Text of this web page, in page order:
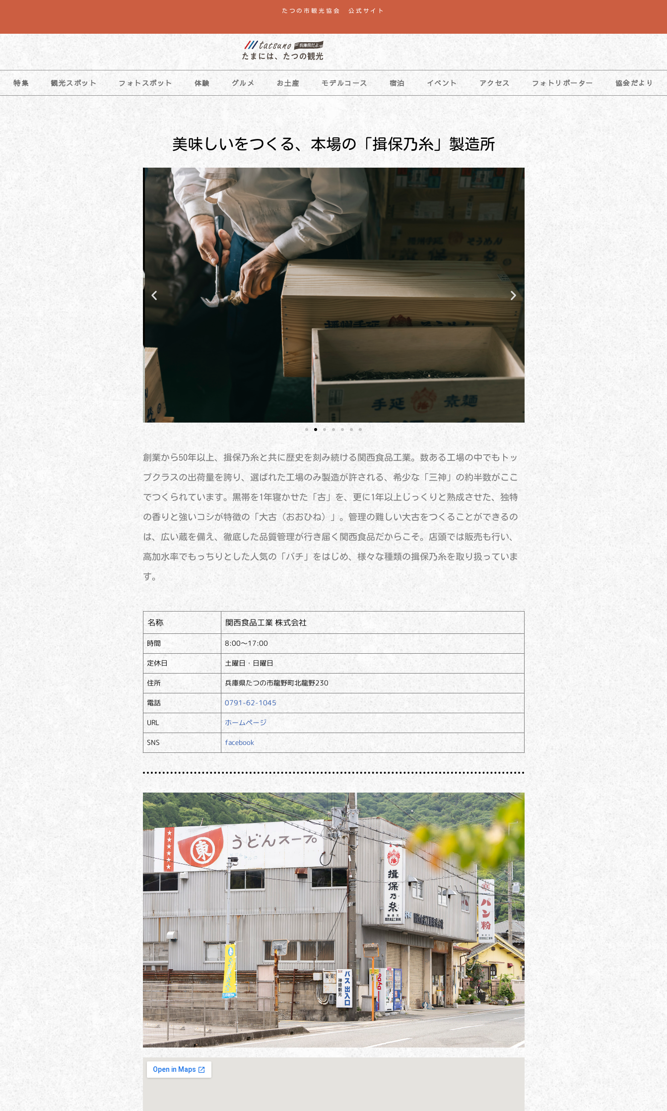
ン
ツ
へ
たつの市観光協会 公式サイト
特集 観光スポット フォトスポット 体験 グルメ お土産 モデルコース 宿泊 イベント アクセス フォトリポーター 協会だより
美味しいをつくる、本場の「揖保乃糸」製造所
創業から50年以上、揖保乃糸と共に歴史を刻み続ける関西食品工業。数ある工場の中でもトッ
プクラスの出荷量を誇り、選ばれた工場のみ製造が許される、希少な「三神」の約半数がここ
でつくられています。黒帯を1年寝かせた「古」を、更に1年以上じっくりと熟成させた、独特
の香りと強いコシが特徴の「大古（おおひね）」。管理の難しい大古をつくることができるの
は、広い蔵を備え、徹底した品質管理が行き届く関西食品だからこそ。店頭では販売も行い、
高加水率でもっちりとした人気の「バチ」をはじめ、様々な種類の揖保乃糸を取り扱っていま
す。
名称 関西食品工業 株式会社
時間
8:00～17:00
定休日
土曜日・日曜日
住所
兵庫県たつの市龍野町北龍野230
電話
0791-62-1045
URL
ホームページ
SNS
facebook